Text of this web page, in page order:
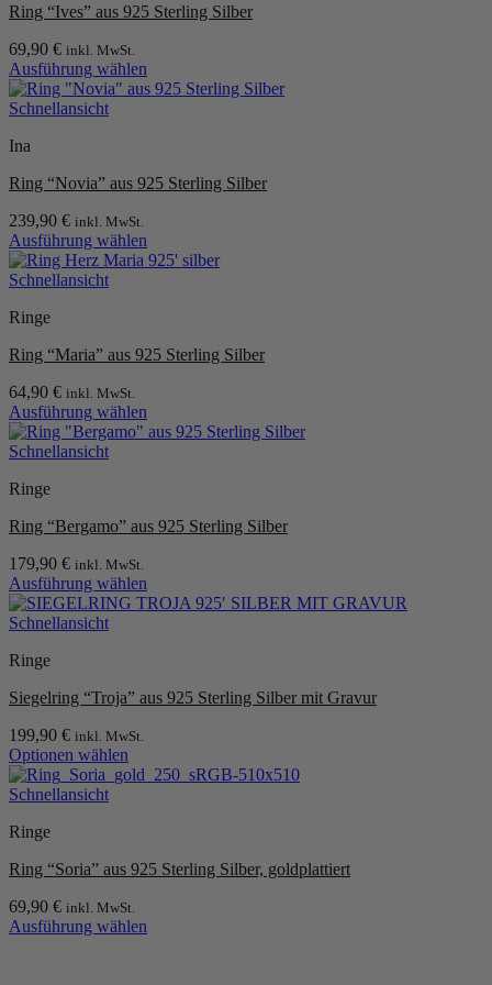
auf.
Optionen
können
auf
der
gewählt
werden
Ring “Ives” aus 925 Sterling Silber
69,90 € inkl. MwSt.
Ausführung wählen
Dieses
Produkt
mehrere
auf.
Optionen
können
auf
der
gewählt
werden
Schnellansicht
Ina
Ring “Novia” aus 925 Sterling Silber
239,90 € inkl. MwSt.
Ausführung wählen
Dieses
Produkt
mehrere
auf.
Optionen
können
auf
der
gewählt
werden
Schnellansicht
Ringe
Ring “Maria” aus 925 Sterling Silber
64,90 € inkl. MwSt.
Ausführung wählen
Dieses
Produkt
mehrere
auf.
Optionen
können
auf
der
gewählt
werden
Schnellansicht
Ringe
Ring “Bergamo” aus 925 Sterling Silber
179,90 € inkl. MwSt.
Ausführung wählen
Dieses
Produkt
mehrere
auf.
Optionen
können
auf
der
gewählt
werden
Schnellansicht
Ringe
Siegelring “Troja” aus 925 Sterling Silber mit Gravur
199,90 € inkl. MwSt.
Optionen wählen
Dieses
Produkt
mehrere
auf.
Optionen
können
Schnellansicht
Ringe
Ring “Soria” aus 925 Sterling Silber, goldplattiert
69,90 € inkl. MwSt.
Ausführung wählen